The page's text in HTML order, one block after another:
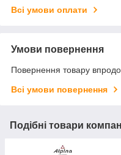
Всі умови оплати
Умови повернення
Повернення товару
Всі умови повернення
Подібні товари